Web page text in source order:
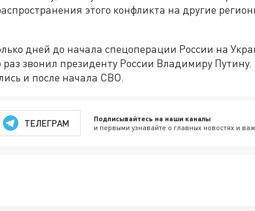
этого конфликта на другие
дней до начала спецоперации России на
звонил президенту России Владимиру Путину.
и после начала СВО.
ТЕЛЕГРАМ Подписывайтесь на наши каналы
и первыми узнавайте о главных новостях и